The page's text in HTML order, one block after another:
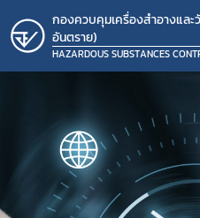
กองควบคุมเครื่องสำอางแล
อันตราย)
HAZARDOUS SUBSTANCES